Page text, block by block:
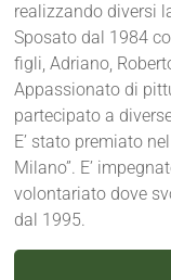
realizzando diversi
Sposato dal 1984
figli, Adriano,
Appassionato di
partecipato a
E’ stato premiato
Milano”. E’
volontariato dove
dal 1995.